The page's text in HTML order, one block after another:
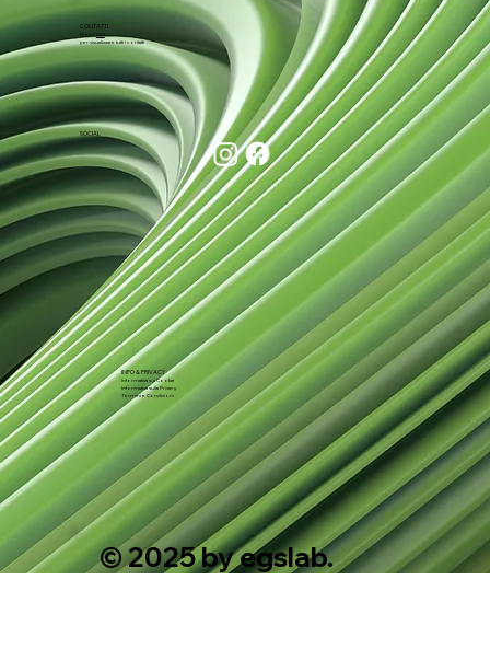
CONTATTI
PremiQUI
per visualizzare tutti i contatti
SOCIAL
INFO & PRIVACY
Informativa sui Cookie
Informativa sulla Privacy
Termini e Condizioni
© 2025 by egslab.